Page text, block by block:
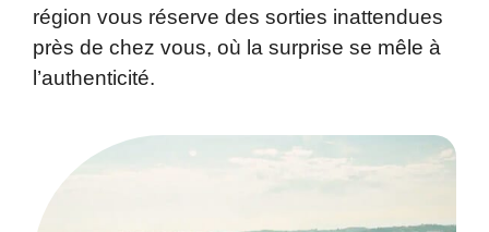
région vous réserve des sorties inattendues
près de chez vous, où la surprise se mêle à
l’authenticité.